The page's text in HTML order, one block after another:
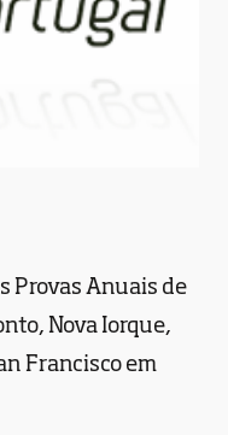
Provas Anuais de
Nova Iorque,
Francisco em